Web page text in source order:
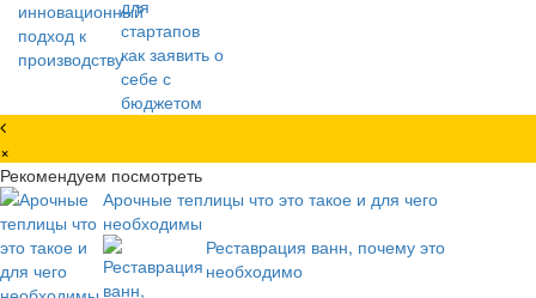
×
Рекомендуем посмотреть
Арочные теплицы что это такое и для чего
необходимы
Реставрация ванн, почему это
необходимо